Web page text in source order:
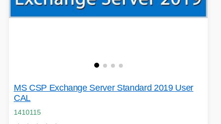
MS CSP Exchange Server Standard 2019 User
CAL
1410115